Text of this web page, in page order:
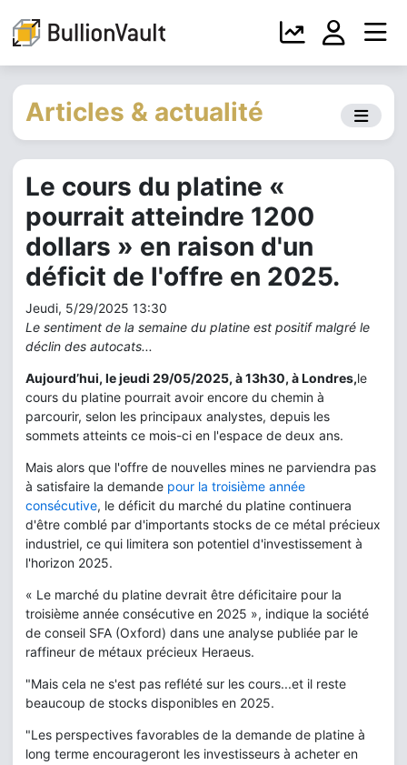
Articles & actualité
Le cours du platine «
pourrait atteindre 1200
dollars » en raison d'un
déficit de l'offre en 2025.
Jeudi, 5/29/2025 13:30
Le sentiment de la semaine du platine est positif malgré le
déclin des autocats...
Aujourd’hui, le jeudi 29/05/2025, à 13h30, à Londres,le
cours du platine pourrait avoir encore du chemin à
parcourir, selon les principaux analystes, depuis les
sommets atteints ce mois-ci en l'espace de deux ans.
Mais alors que l'offre de nouvelles mines ne parviendra pas
à satisfaire la demande pour la troisième année
consécutive, le déficit du marché du platine continuera
d'être comblé par d'importants stocks de ce métal précieux
industriel, ce qui limitera son potentiel d'investissement à
l'horizon 2025.
« Le marché du platine devrait être déficitaire pour la
troisième année consécutive en 2025 », indique la société
de conseil SFA (Oxford) dans une analyse publiée par le
raffineur de métaux précieux Heraeus.
"Mais cela ne s'est pas reflété sur les cours...et il reste
beaucoup de stocks disponibles en 2025.
"Les perspectives favorables de la demande de platine à
long terme encourageront les investisseurs à acheter en